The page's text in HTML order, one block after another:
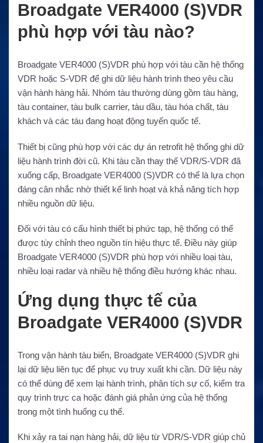
Broadgate VER4000 (S)VDR
phù hợp với tàu nào?
Broadgate VER4000 (S)VDR phù hợp với tàu cần hệ thống
VDR hoặc S-VDR để ghi dữ liệu hành trình theo yêu cầu
vận hành hàng hải. Nhóm tàu thường dùng gồm tàu hàng,
tàu container, tàu bulk carrier, tàu dầu, tàu hóa chất, tàu
khách và các tàu đang hoạt động tuyến quốc tế.
Thiết bị cũng phù hợp với các dự án retrofit hệ thống ghi dữ
liệu hành trình đời cũ. Khi tàu cần thay thế VDR/S-VDR đã
xuống cấp, Broadgate VER4000 (S)VDR có thể là lựa chọn
đáng cân nhắc nhờ thiết kế linh hoạt và khả năng tích hợp
nhiều nguồn dữ liệu.
Đối với tàu có cấu hình thiết bị phức tạp, hệ thống có thể
được tùy chỉnh theo nguồn tín hiệu thực tế. Điều này giúp
Broadgate VER4000 (S)VDR phù hợp với nhiều loại tàu,
nhiều loại radar và nhiều hệ thống điều hướng khác nhau.
Ứng dụng thực tế của
Broadgate VER4000 (S)VDR
Trong vận hành tàu biển, Broadgate VER4000 (S)VDR ghi
lại dữ liệu liên tục để phục vụ truy xuất khi cần. Dữ liệu này
có thể dùng để xem lại hành trình, phân tích sự cố, kiểm tra
quy trình trực ca hoặc đánh giá phản ứng của hệ thống
trong một tình huống cụ thể.
Khi xảy ra tai nạn hàng hải, dữ liệu từ VDR/S-VDR giúp chủ